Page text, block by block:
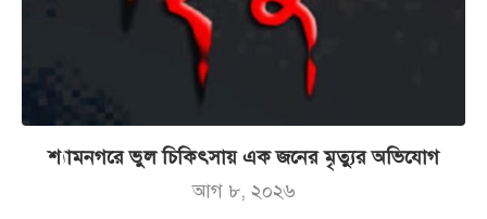
শ্যামনগরে ভুল চিকিৎসায় এক জনের মৃত্যুর অভিযোগ
আগ ৮, ২০২৬